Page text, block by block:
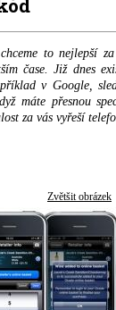
to nejlepší
čase. Již dnes
v Google,
máte přesnou
za vás vyřeší
Zvětšit obrázek